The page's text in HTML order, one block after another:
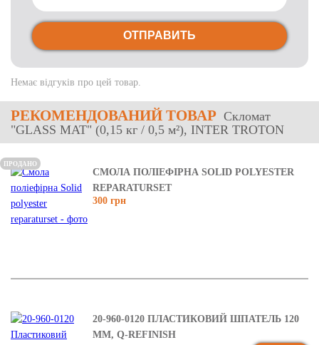
Немає відгуків про цей товар.
ОТПРАВИТЬ
РЕКОМЕНДОВАНИЙ ТОВАР Скломат
"GLASS MAT" (0,15 кг / 0,5 м²), INTER TROTON
СМОЛА ПОЛІЕФІРНА SOLID POLYESTER
REPARATURSET
300 грн
ПРОДАНО
20-960-0120 ПЛАСТИКОВИЙ ШПАТЕЛЬ 120
MM, Q-REFINISH